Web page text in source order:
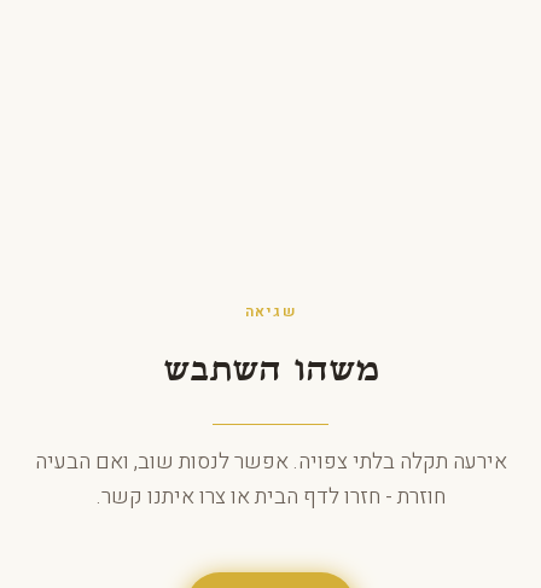
שגיאה
משהו השתבש
אירעה תקלה בלתי צפויה. אפשר לנסות שוב, ואם הבעיה
חוזרת - חזרו לדף הבית או צרו איתנו קשר.